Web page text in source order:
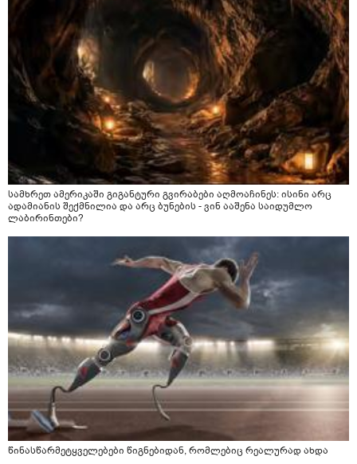
სამხრეთ ამერიკაში გიგანტური გვირაბები აღმოაჩინეს: ისინი არც
ადამიანის შექმნილია და არც ბუნების - ვინ ააშენა საიდუმლო
ლაბირინთები?
წინასწარმეტყველებები წიგნებიდან, რომლებიც რეალურად ახდა